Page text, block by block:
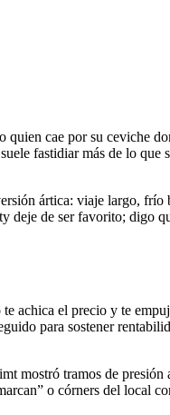
quien cae por su ceviche
fastidiar más de lo que
ártica: viaje largo, frío
deje de ser favorito; digo
achica el precio y te
para sostener
mostró tramos de presión
o córners del local